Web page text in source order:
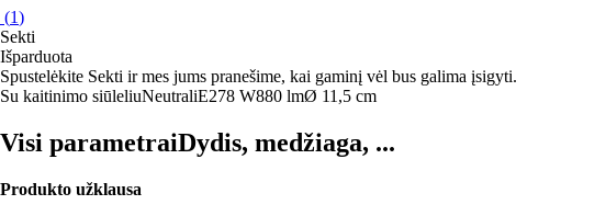
(1)
Sekti
Išparduota
Spustelėkite Sekti ir mes jums pranešime, kai gaminį vėl bus galima įsigyti.
Su kaitinimo siūleliuNeutraliE278 W880 lmØ 11,5 cm
Visi parametraiDydis, medžiaga, ...
Produkto užklausa